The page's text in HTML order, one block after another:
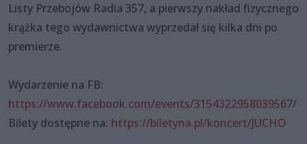
Listy Przebojów Radia 357, a pierwszy nakład fizycznego
krążka tego wydawnictwa wyprzedał się kilka dni po
premierze.
Wydarzenie na FB:
https://www.facebook.com/events/3154322958039567/
Bilety dostępne na: https://biletyna.pl/koncert/JUCHO